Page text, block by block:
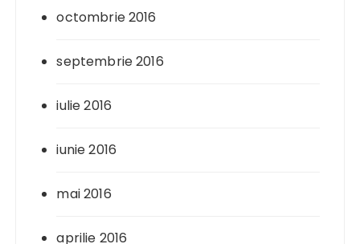
octombrie 2016
septembrie 2016
iulie 2016
iunie 2016
mai 2016
aprilie 2016